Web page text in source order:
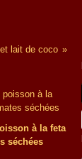
lait de coco
à la feta
séchées